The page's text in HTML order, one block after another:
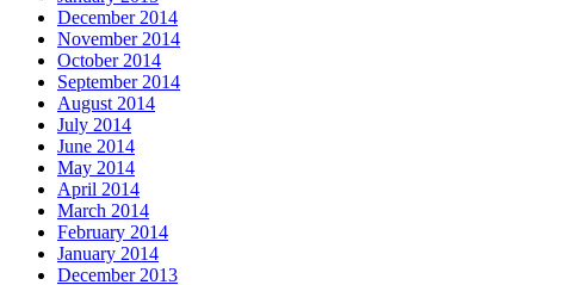
December 2014
November 2014
October 2014
September 2014
August 2014
July 2014
June 2014
May 2014
April 2014
March 2014
February 2014
January 2014
December 2013